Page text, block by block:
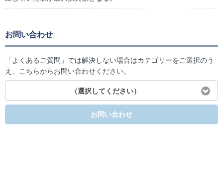
お問い合わせ
「よくあるご質問」では解決しない場合はカテゴリーをご選択のう
え、こちらからお問い合わせください。
（選択してください）
お問い合わせ